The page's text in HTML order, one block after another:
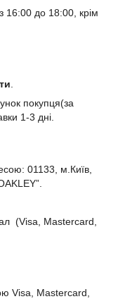
16:00 до 18:00, крім
покупця(за
1-3 дні.
01133, м.Київ,
(Visa, Mastercard,
Visa, Mastercard,